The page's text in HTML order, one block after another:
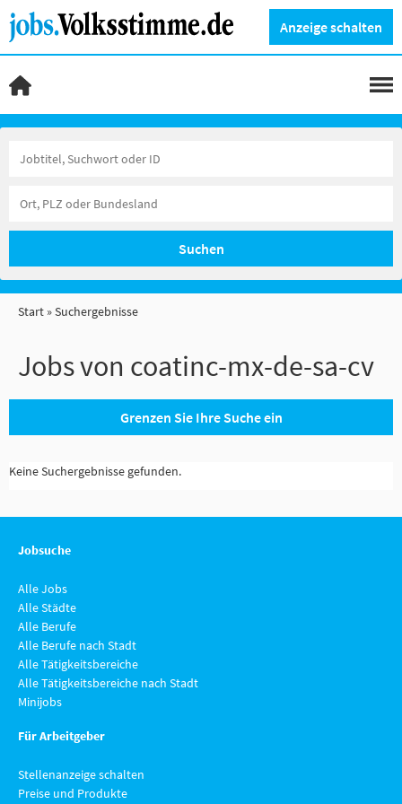
Anzeige schalten
Suchen
Start Suchergebnisse
Jobs von coatinc-mx-de-sa-cv
Grenzen Sie Ihre Suche ein
Keine Suchergebnisse gefunden.
Jobsuche
Alle Jobs
Alle Städte
Alle Berufe
Alle Berufe nach Stadt
Alle Tätigkeitsbereiche
Alle Tätigkeitsbereiche nach Stadt
Minijobs
Für Arbeitgeber
Stellenanzeige schalten
Preise und Produkte